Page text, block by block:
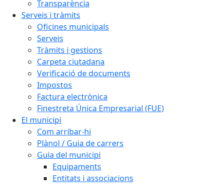
Transparència
Serveis i tràmits
Oficines municipals
Serveis
Tràmits i gestions
Carpeta ciutadana
Verificació de documents
Impostos
Factura electrònica
Finestreta Única Empresarial (FUE)
El municipi
Com arribar-hi
Plànol / Guia de carrers
Guia del municipi
Equipaments
Entitats i associacions